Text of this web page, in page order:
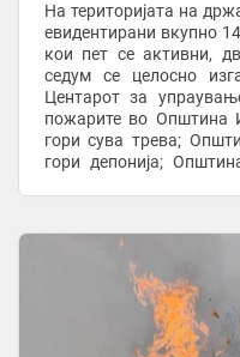
На територијата на
евидентирани вкупно
кои пет се активни,
седум се целосно
Центарот за
пожарите во Општина
гори сува трева;
гори депонија;